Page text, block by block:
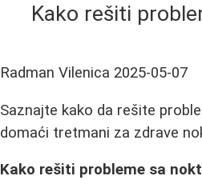
Kako rešiti
Radman Vilenica 2025-05-07
Saznajte kako da rešite
domaći tretmani za zdrave
Kako rešiti probleme sa